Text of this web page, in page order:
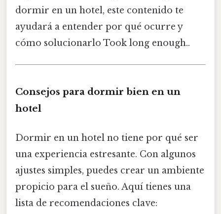
dormir en un hotel, este contenido te
ayudará a entender por qué ocurre y
cómo solucionarlo Took long enough..
Consejos para dormir bien en un
hotel
Dormir en un hotel no tiene por qué ser
una experiencia estresante. Con algunos
ajustes simples, puedes crear un ambiente
propicio para el sueño. Aquí tienes una
lista de recomendaciones clave: